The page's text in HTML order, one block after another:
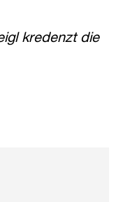
kredenzt die